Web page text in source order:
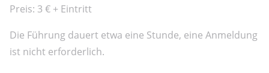
Preis: 3 € + Eintritt
Die Führung dauert etwa eine Stunde, eine Anmeldung
ist nicht erforderlich.